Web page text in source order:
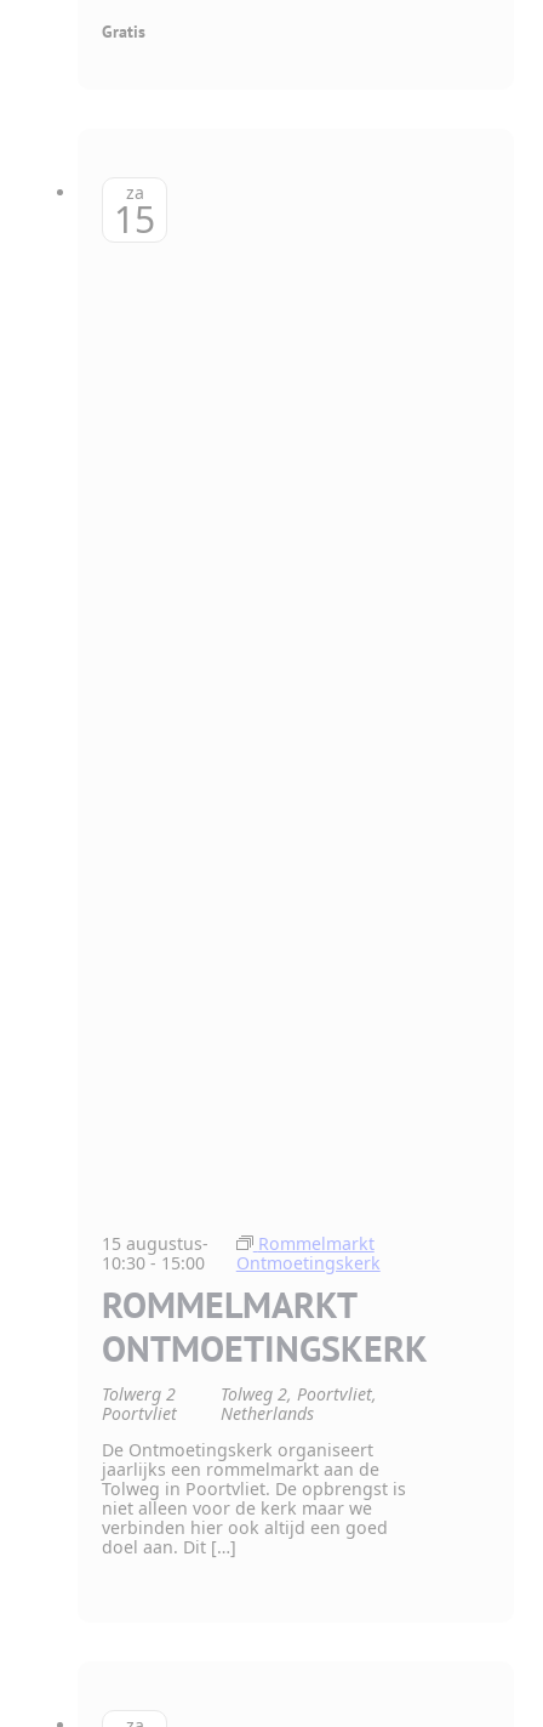
Gratis
za
15
ROMMELMARKT
ONTMOETINGSKERK
15 augustus-
10:30- 15:00
Rommelmarkt
Ontmoetingskerk
Tolwerg 2
Poortvliet
Tolweg 2, Poortvliet,
Netherlands
De Ontmoetingskerk organiseert
jaarlijks een rommelmarkt aan de
Tolweg in Poortvliet. De opbrengst is
niet alleen voor de kerk maar we
verbinden hier ook altijd een goed
doel aan. Dit […]